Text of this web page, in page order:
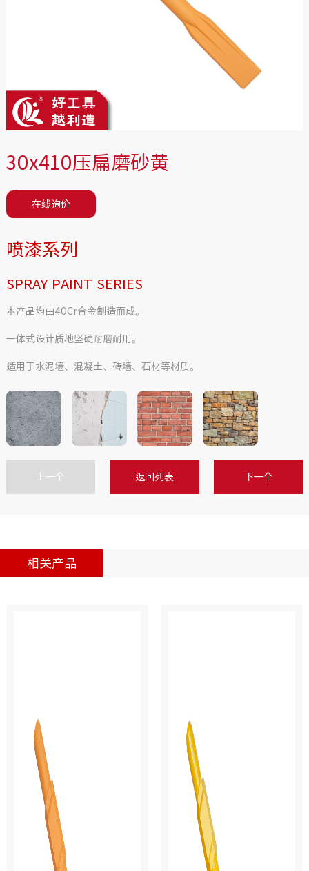
30x410压扁磨砂黄
在线询价
喷漆系列
SPRAY PAINT SERIES
本产品均由40Cr合金制造而成。
一体式设计质地坚硬耐磨耐用。
适用于水泥墙、混凝土、砖墙、石材等材质。
上一个 返回列表 下一个
相关产品